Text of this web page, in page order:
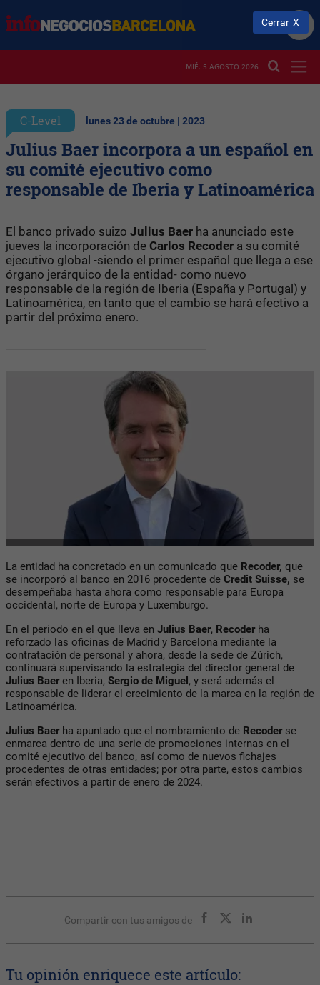
MIÉ. 5 AGOSTO 2026
C-Level lunes 23 de octubre | 2023
Julius Baer incorpora a un español en
su comité ejecutivo como
responsable de Iberia y Latinoamérica
El banco privado suizo Julius Baer ha anunciado este
jueves la incorporación de Carlos Recoder a su comité
ejecutivo global -siendo el primer español que llega a ese
órgano jerárquico de la entidad- como nuevo
responsable de la región de Iberia (España y Portugal) y
Latinoamérica, en tanto que el cambio se hará efectivo a
partir del próximo enero.
La entidad ha concretado en un comunicado que Recoder, que
se incorporó al banco en 2016 procedente de Credit Suisse, se
desempeñaba hasta ahora como responsable para Europa
occidental, norte de Europa y Luxemburgo.
En el periodo en el que lleva en Julius Baer, Recoderha
reforzado las oficinas de Madrid y Barcelona mediante la
contratación de personal y ahora, desde la sede de Zúrich,
continuará supervisando la estrategia del director general de
Julius Baeren Iberia, Sergio de Miguel, y será además el
responsable de liderar el crecimiento de la marca en la región de
Latinoamérica.
Julius Baerha apuntado que el nombramiento de Recoderse
enmarca dentro de una serie de promociones internas en el
comité ejecutivo del banco, así como de nuevos fichajes
procedentes de otras entidades; por otra parte, estos cambios
serán efectivos a partir de enero de 2024.
Compartir con tus amigos de
Tu opinión enriquece este artículo:
Cerrar